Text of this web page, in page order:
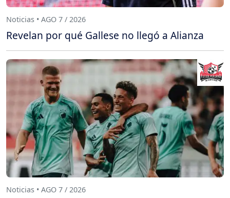
Noticias • AGO 7 / 2026
Revelan por qué Gallese no llegó a Alianza
Noticias • AGO 7 / 2026